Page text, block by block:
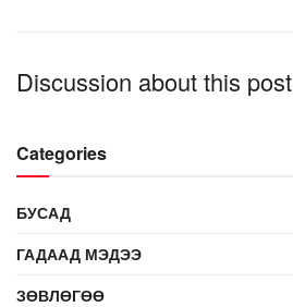
Discussion about this post
Categories
БУСАД
ГАДААД МЭДЭЭ
ЗӨВЛӨГӨӨ